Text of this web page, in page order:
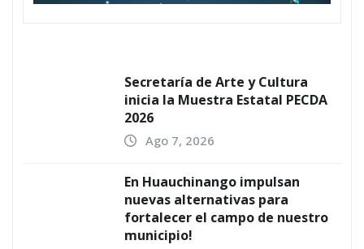
Secretaría de Arte y Cultura
inicia la Muestra Estatal PECDA
2026
Ago 7, 2026
En Huauchinango impulsan
nuevas alternativas para
fortalecer el campo de nuestro
municipio!